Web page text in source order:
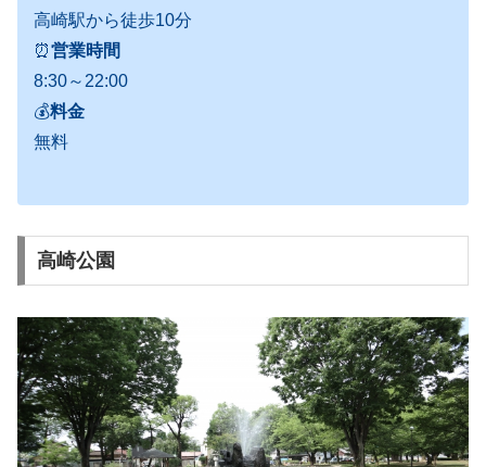
高崎駅から徒歩10分
⏰営業時間
8:30～22:00
💰料金
無料
高崎公園